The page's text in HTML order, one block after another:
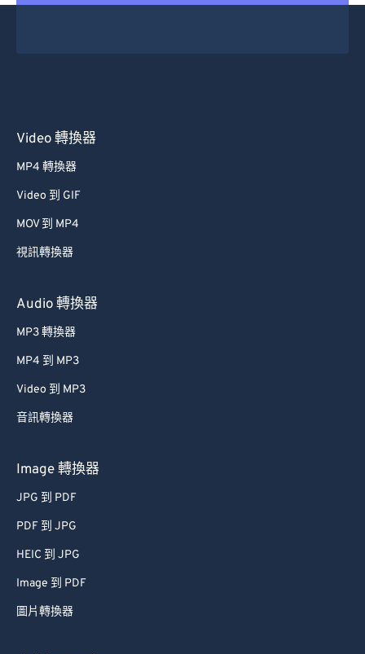
Video 轉換器
MP4 轉換器
Video 到 GIF
MOV 到 MP4
視訊轉換器
Audio 轉換器
MP3 轉換器
MP4 到 MP3
Video 到 MP3
音訊轉換器
Image 轉換器
JPG 到 PDF
PDF 到 JPG
HEIC 到 JPG
Image 到 PDF
圖片轉換器